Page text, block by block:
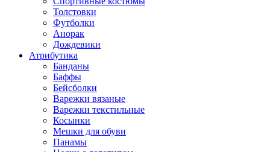
Толстовки
Футболки
Анорак
Дождевики
Атрибутика
Банданы
Баффы
Бейсболки
Варежки вязаные
Варежки текстильные
Косынки
Мешки для обуви
Панамы